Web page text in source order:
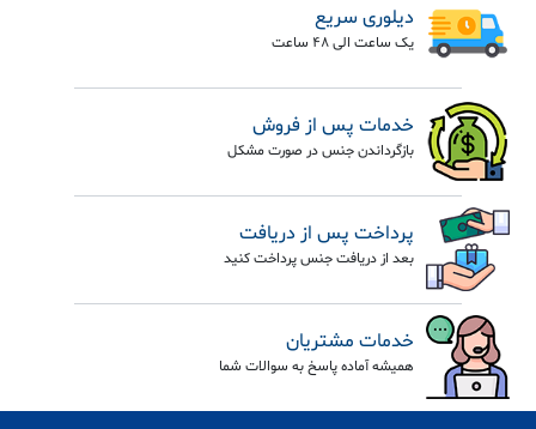
دیلوری سریع
یک ساعت الی 48 ساعت
خدمات پس از فروش
بازگرداندن جنس در صورت مشکل
پرداخت پس از دریافت
بعد از دریافت جنس پرداخت کنید
خدمات مشتریان
همیشه آماده پاسخ به سوالات شما